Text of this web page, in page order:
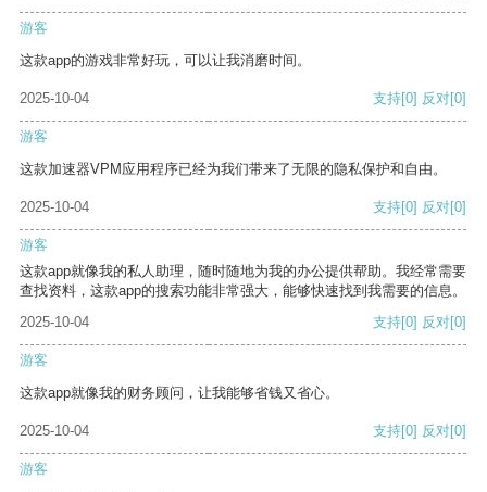
游客
这款app的游戏非常好玩，可以让我消磨时间。
2025-10-04 支持[0] 反对[0]
游客
这款加速器VPM应用程序已经为我们带来了无限的隐私保护和自由。
2025-10-04 支持[0] 反对[0]
游客
这款app就像我的私人助理，随时随地为我的办公提供帮助。我经常需要
查找资料，这款app的搜索功能非常强大，能够快速找到我需要的信息。
2025-10-04
支持[0] 反对[0]
游客
这款app就像我的财务顾问，让我能够省钱又省心。
2025-10-04 支持[0] 反对[0]
游客